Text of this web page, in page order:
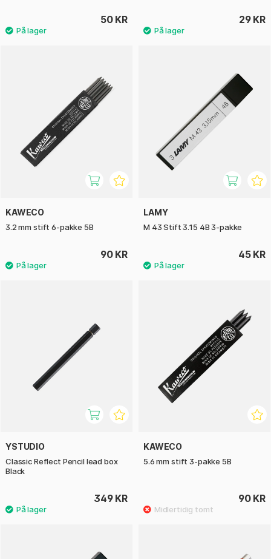
50 KR 29 KR
KAWECO
3.2 mm stift 6-pakke 5B
90 KR
LAMY
M 43 Stift 3.15 4B 3-pakke
45 KR
YSTUDIO
Classic Reflect Pencil lead box
Black
349 KR
KAWECO
5.6 mm stift 3-pakke 5B
90 KR